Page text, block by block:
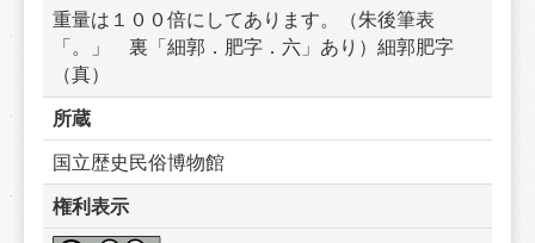
重量は１００倍にしてあります。（朱後筆表
「。」　裏「細郭．肥字．六」あり）細郭肥字
（真）
所蔵
国立歴史民俗博物館
権利表示